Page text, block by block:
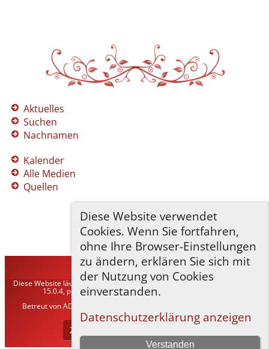
Diese Website verwendet
Cookies. Wenn Sie fortfahren,
ohne Ihre Browser-Einstellungen
zu ändern, erklären Sie sich mit
der Nutzung von Cookies
einverstanden.
Datenschutzerklärung anzeigen
Verstanden
Aktuelles
Suchen
Nachnamen
Kalender
Alle Medien
Quellen
TNG-ADLER©2026
Diese Website läuft mitThe Next Generation of Genealogy Sitebuilding
15.0.4, programmiert von Darrin Lythgoe © 2001-2026.
Betreut vonADLER Heraldisch-Genealogische Gesellschaft, Wien
Datenschutzerklärung.
Zur Desktop-Webseite wechseln